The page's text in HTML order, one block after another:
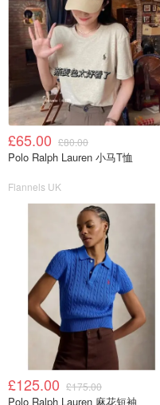
£65.00 £80.00
Polo Ralph Lauren 小马T恤
Flannels UK
£125.00 £175.00
Polo Ralph Lauren 麻花短袖